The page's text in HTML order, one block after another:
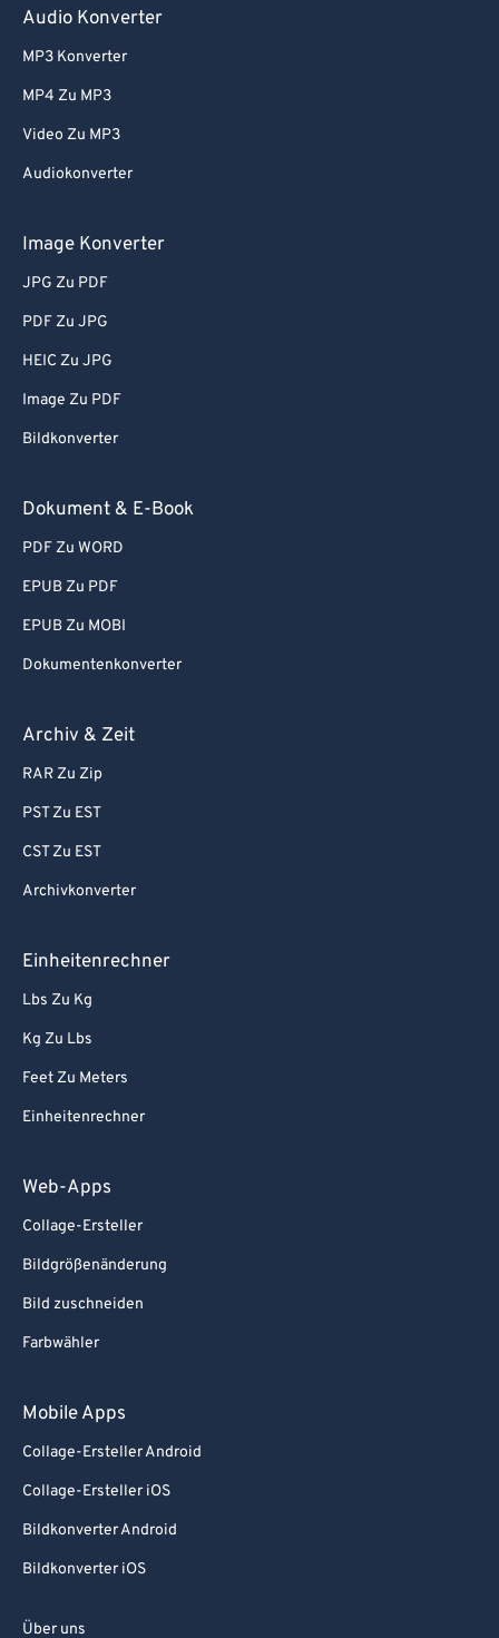
Audio Konverter
MP3 Konverter
MP4 Zu MP3
Video Zu MP3
Audiokonverter
Image Konverter
JPG Zu PDF
PDF Zu JPG
HEIC Zu JPG
Image Zu PDF
Bildkonverter
Dokument & E-Book
PDF Zu WORD
EPUB Zu PDF
EPUB Zu MOBI
Dokumentenkonverter
Archiv & Zeit
RAR Zu Zip
PST Zu EST
CST Zu EST
Archivkonverter
Einheitenrechner
Lbs Zu Kg
Kg Zu Lbs
Feet Zu Meters
Einheitenrechner
Web-Apps
Collage-Ersteller
Bildgrößenänderung
Bild zuschneiden
Farbwähler
Mobile Apps
Collage-Ersteller Android
Collage-Ersteller iOS
Bildkonverter Android
Bildkonverter iOS
Über uns